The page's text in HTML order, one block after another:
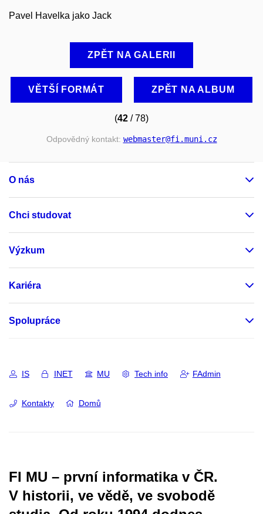
Pavel Havelka jako Jack
ZPĚT NA GALERII
VĚTŠÍ FORMÁT ZPĚT NA ALBUM
(42 / 78)
Odpovědný kontakt: webmaster@fi .muni .cz
O nás
Chci studovat
Výzkum
Kariéra
Spolupráce
IS INET MU Tech info FAdmin
Kontakty Domů
FI MU – první informatika v ČR.
V historii, ve vědě, ve svobodě